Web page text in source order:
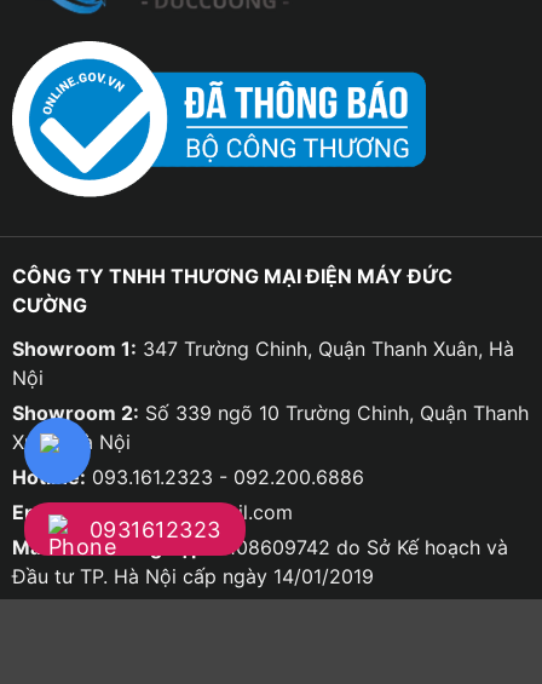
CÔNG TY TNHH THƯƠNG MẠI ĐIỆN MÁY ĐỨC
CƯỜNG
Showroom 1: 347 Trường Chinh, Quận Thanh Xuân, Hà
Nội
Showroom 2: Số 339 ngõ 10 Trường Chinh, Quận Thanh
Xuân, Hà Nội
Hotline: 093.161.2323 - 092.200.6886
Email:
ducco8668@gmail.com
Mã số doanh nghiệp:
0108609742 do Sở Kế hoạch và
Đầu tư TP. Hà Nội cấp ngày 14/01/2019
0931612323